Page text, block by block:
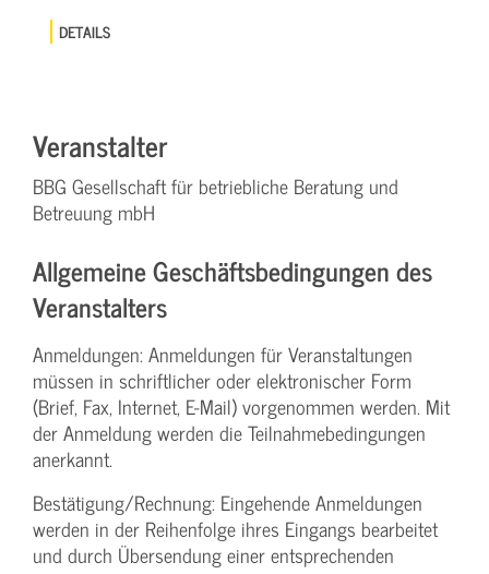
DETAILS
Veranstalter
BBG Gesellschaft für betriebliche Beratung und
Betreuung mbH
Allgemeine Geschäftsbedingungen des
Veranstalters
Anmeldungen: Anmeldungen für Veranstaltungen
müssen in schriftlicher oder elektronischer Form
(Brief, Fax, Internet, E-Mail) vorgenommen werden. Mit
der Anmeldung werden die Teilnahme­bedingungen
anerkannt.
Bestätigung­/Rechnung: Eingehende Anmeldungen
werden in der Reihenfolge ihres Eingangs bearbeitet
und durch Übersendung einer entsprechenden